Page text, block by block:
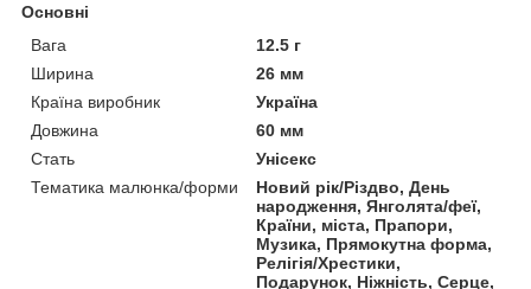
Основні
Вага
12.5 г
Ширина
26 мм
Країна виробник
Україна
Довжина
60 мм
Стать
Унісекс
Тематика малюнка/форми
Новий рік/Різдво, День
народження, Янголята/феї,
Країни, міста, Прапори,
Музика, Прямокутна форма,
Релігія/Хрестики,
Подарунок, Ніжність, Серце,